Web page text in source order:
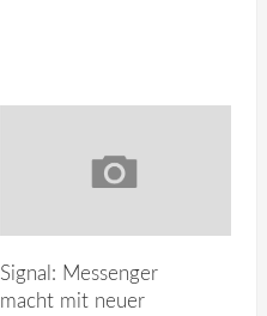
Signal: Messenger
macht mit neuer